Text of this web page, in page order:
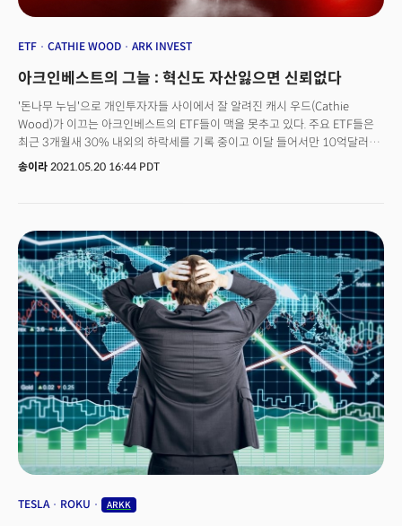
ETF CATHIE WOOD ARK INVEST
아크인베스트의 그늘 : 혁신도 자산잃으면 신뢰없다
'돈나무 누님'으로 개인투자자들 사이에서 잘 알려진 캐시 우드(Cathie
Wood)가 이끄는 아크인베스트의 ETF들이 맥을 못추고 있다. 주요 ETF들은
최근 3개월새 30% 내외의 하락세를 기록 중이고 이달 들어서만 10억달러
이상 대규모 자금이 썰물처럼 빠져 나가는 모습이다. '미국형님' 데이비드 리
것이다"고 지적했다. 아크 이노베이션 ETF(티커:ARKK)는 올해 1월에만
82억달러가 유입돼 뱅가드에 이어 2위를 기록했고 운용자산은 지난해 대비
10배 가까이 증가할 정도로 인기를 끌었다. 하지만 기술주 위주의 약세장이
이어지고 시장이 일부 조정을 받으며 이달에만 ARKK에서 11억달러가
유출됐고 아크인베스트가 운용하는 5개 ETF 역시 5월 들어서만 20억달러가
빠져나갔다. ARKK의 최근 3개월간 수익률은 -30.3%에 달한다. ARKK의 보유
종목은 테슬라(TSLA), 엔비디아(NVDA), 넷플릭스(NFLX), 팔란티어(PLTR)
등이다. 최근 텐센트(TCEHY), 바이두(BIDU), 랜딩트리(TREE),
덜모피셔사이언티픽(TMO), 크라우드스트라이크(CRWD), 마켓액세스(MKTX)
등을 매도했다. 리 CIO는 "텐센트나 바이두는 진작 팔았어야 하는 것을
이제와서 팔았고 렌딩트리, 마켓액세스 등 아직 보유해도 좋은데 매도한
것들도 있다"고 설명했다. 그는 ARKK와 ARKG, ARKF가 매수한 종목에
대해서도 "무리수를 두는 것 같다"고 평가했다. 아콜레이드(ACCD)를 제외한
종목들은 대부분 애널리스트들이 위험성이 크거나 홀드, 셀 의견을 낸
변동성을 줄여 지수보다 조금 상회하는 수익률을 올리는게 목적인 펀든데
송이라 2021.05.20 16:44 PDT
TESLA ROKU ARKK